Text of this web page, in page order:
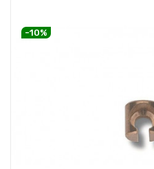
-10%